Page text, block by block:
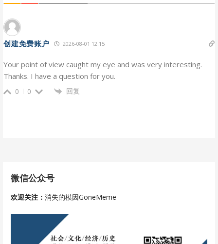
创建免费账户 2026-08-01 12:15
Your point of view caught my eye and was very interesting.
Thanks. I have a question for you.
0 0 回复
微信公众号
欢迎关注：消失的模因GoneMeme